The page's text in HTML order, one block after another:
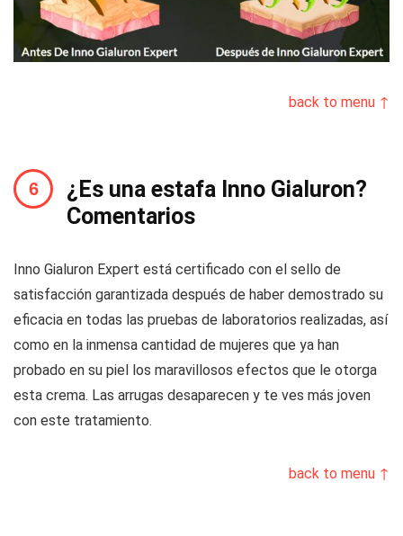
back to menu ↑
¿Es una estafa Inno Gialuron?
Comentarios
Inno Gialuron Expert está certificado con el sello de
satisfacción garantizada después de haber demostrado su
eficacia en todas las pruebas de laboratorios realizadas, así
como en la inmensa cantidad de mujeres que ya han
probado en su piel los maravillosos efectos que le otorga
esta crema. Las arrugas desaparecen y te ves más joven
con este tratamiento.
back to menu ↑